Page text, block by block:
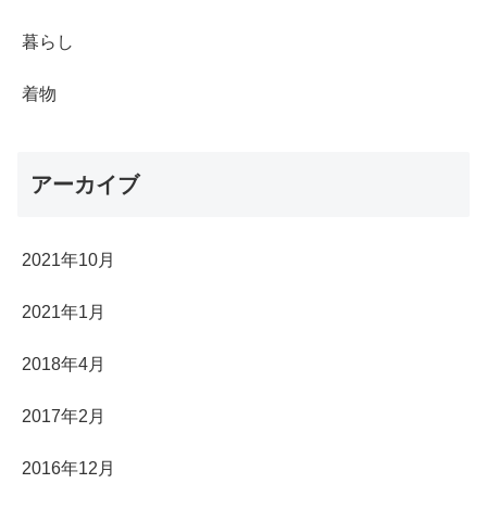
暮らし
着物
アーカイブ
2021年10月
2021年1月
2018年4月
2017年2月
2016年12月